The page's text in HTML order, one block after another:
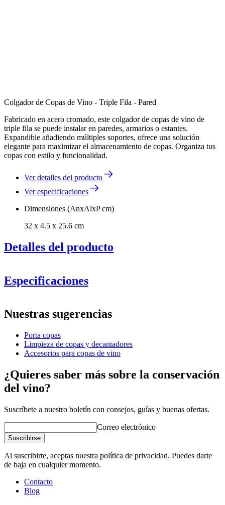
Colgador de Copas de Vino - Triple Fila - Pared
Fabricado en acero cromado, este colgador de copas de vino de
triple fila se puede instalar en paredes, armarios o estantes.
Expandible añadiendo múltiples soportes, ofrece una solución
elegante para maximizar el almacenamiento de copas. Organiza tus
copas con estilo y funcionalidad.
Ver detalles del producto
Ver especificaciones
Dimensiones (AnxAlxP cm)
32 x 4.5 x 25.6 cm
Detalles del producto
Especificaciones
Número de productoRWRW3
Dimensiones (AnxAlxP cm)
Peso (kg)0.6
Ancho (cm)32
Profundidad (cm)25.6
Nuestras sugerencias
Porta copas
Limpieza de copas y decantadores
Accesorios para copas de vino
¿Quieres saber más sobre la conservación
del vino?
Suscríbete a nuestro boletín con consejos, guías y buenas ofertas.
Correo electrónico
Suscribirse
Al suscribirte, aceptas nuestra política de privacidad. Puedes darte
de baja en cualquier momento.
Contacto
Blog